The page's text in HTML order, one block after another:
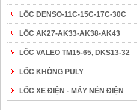
LỐC DENSO-11C-15C-17C-30C
LỐC AK27-AK33-AK38-AK43
LỐC VALEO TM15-65, DKS13-32
LỐC KHÔNG PULY
LỐC XE ĐIỆN - MÁY NÉN ĐIỆN